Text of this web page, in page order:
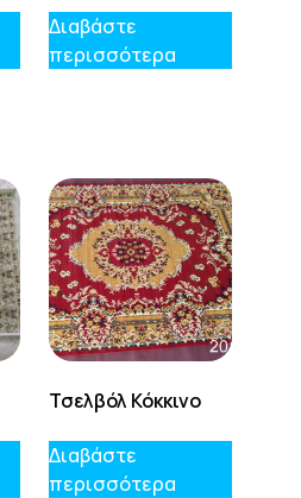
Διαβάστε
περισσότερα
Τσελβόλ Κόκκινο
Διαβάστε
περισσότερα